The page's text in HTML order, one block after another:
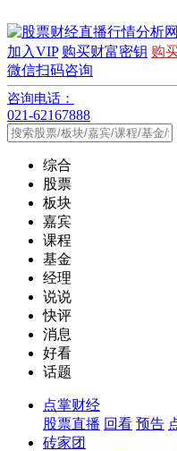
加入VIP 购买财富密钥 购
微信扫码咨询
咨询电话：
021-62167888
综合
股票
板块
嘉宾
课程
基金
经理
说说
快评
消息
好看
话题
点掌财经
股票直播 回看 预告
砖家团